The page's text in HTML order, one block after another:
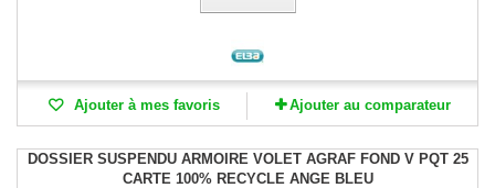
Ajouter à mes favoris Ajouter au comparateur
DOSSIER SUSPENDU ARMOIRE VOLET AGRAF FOND V PQT 25
CARTE 100% RECYCLE ANGE BLEU